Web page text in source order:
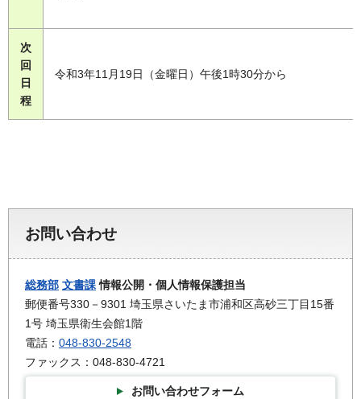
次
回
日
程
令和3年11月19日（金曜日）午後1時30分から
お問い合わせ
総務部 文書課情報公開・個人情報保護担当
郵便番号330－9301 埼玉県さいたま市浦和区高砂三丁目15番
1号 埼玉県衛生会館1階
電話： 048-830-2548
ファックス：048-830-4721
お問い合わせフォーム